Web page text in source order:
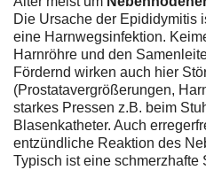
Die Ursache der Epididymitis
eine Harnwegsinfektion.
Harnröhre und den
Fördernd wirken auch hier
(Prostatavergrößerungen,
starkes Pressen z.B. beim
Blasenkatheter. Auch
entzündliche Reaktion des
Typisch ist eine schmerzhafte